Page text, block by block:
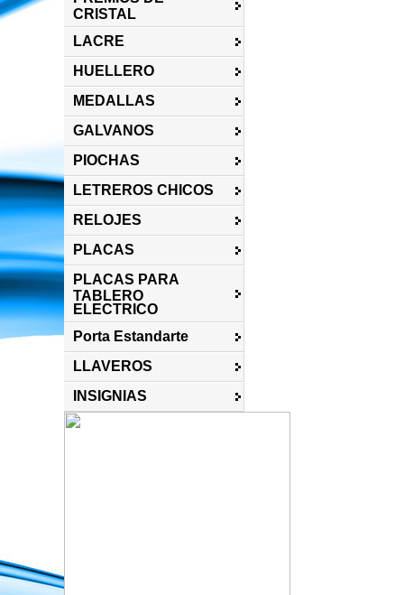
CRISTAL
LACRE
HUELLERO
MEDALLAS
GALVANOS
PIOCHAS
LETREROS CHICOS
RELOJES
PLACAS
PLACAS PARA
TABLERO
ELECTRICO
Porta Estandarte
LLAVEROS
INSIGNIAS